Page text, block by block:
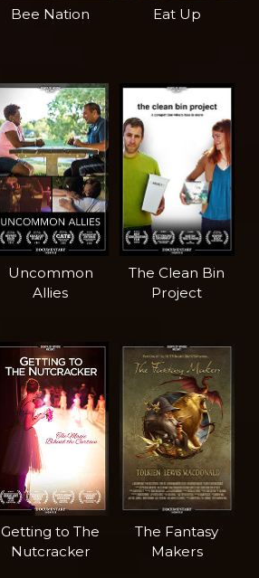
Bee Nation Eat Up
Uncommon
Allies
The Clean Bin
Project
Getting to The
Nutcracker
The Fantasy
Makers